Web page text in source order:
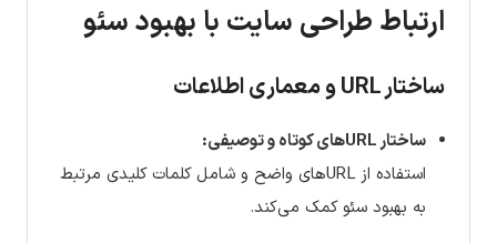
ارتباط طراحی سایت با بهبود سئو
ساختار URL و معماری اطلاعات
ساختار URL‌های کوتاه و توصیفی:
استفاده از URL‌های واضح و شامل کلمات کلیدی مرتبط
به بهبود سئو کمک می‌کند.